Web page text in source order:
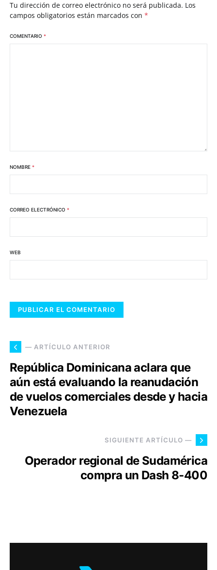
Tu dirección de correo electrónico no será publicada. Los
campos obligatorios están marcados con *
COMENTARIO *
NOMBRE *
CORREO ELECTRÓNICO *
WEB
— ARTÍCULO ANTERIOR
República Dominicana aclara que
aún está evaluando la reanudación
de vuelos comerciales desde y hacia
Venezuela
SIGUIENTE ARTÍCULO —
Operador regional de Sudamérica
compra un Dash 8-400